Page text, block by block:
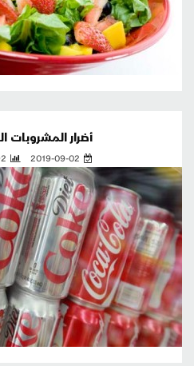
أضرار المشروبات
2019-09-02